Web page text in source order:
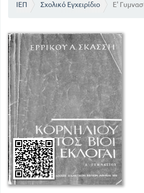
ΙΕΠ Σχολικό Εγχειρίδιο Ε'